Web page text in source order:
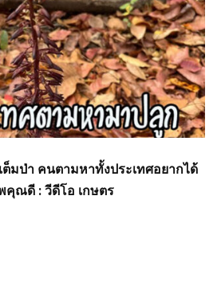
มป่า คนตามหาทั้งประเทศอยากได้
คุณดี : วีดีโอ เกษตร